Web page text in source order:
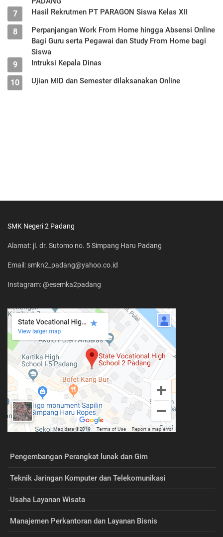
7 Hasil Rekrutmen PT PARAGON Siswa Kelas XII
8
Perpanjangan Work From Home hingga Absensi Online
Bagi Guru serta Pegawai dan Study From Home bagi
Siswa
9 Intruksi Kepala Dinas
10 Ujian MID dan Semester dilaksanakan Online
SMK Negeri 2 Padang
Alamat: jl. dr. Sutomo no. 5 Simpang Haru Padang
Email: smkn2_padang@yahoo.co.id
Instagram: @esemka2padang
Pengembangan Perangkat lunak dan Gim
Teknik Jaringan Komputer dan Telekomunikasi
Usaha Layanan Wisata
Manajemen Perkantoran dan Layanan Bisnis